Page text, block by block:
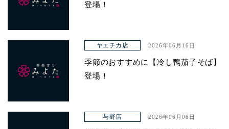
登場！
ヤエチカ店 2026年06月16日
季節のおすすめに【冷し鴨茄子そば】
登場！
与野店 2026年06月06日